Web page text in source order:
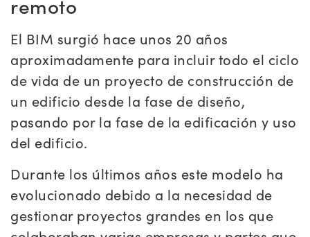
remoto
El BIM surgió hace unos 20 años
aproximadamente para incluir todo el ciclo
de vida de un proyecto de construcción de
un edificio desde la fase de diseño,
pasando por la fase de la edificación y uso
del edificio.
Durante los últimos años este modelo ha
evolucionado debido a la necesidad de
gestionar proyectos grandes en los que